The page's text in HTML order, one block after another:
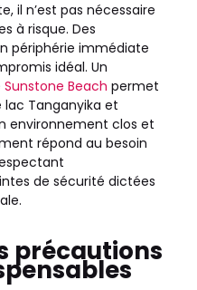
il n’est pas nécessaire
à risque. Des
périphérie immédiate
idéal. Un
Sunstone Beach permet
lac Tanganyika et
environnement clos et
répond au besoin
de sécurité dictées
précautions